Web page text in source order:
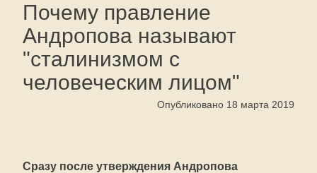
Почему правление
Андропова называют
"сталинизмом с
человеческим лицом"
Опубликовано 18 марта 2019
Сразу после утверждения Андропова